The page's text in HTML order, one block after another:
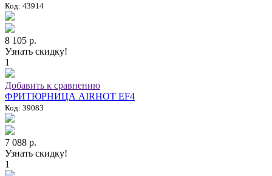
Код: 43914
8 105 р.
Узнать скидку!
1
Добавить к сравнению
ФРИТЮРНИЦА AIRHOT EF4
Код: 39083
7 088 р.
Узнать скидку!
1